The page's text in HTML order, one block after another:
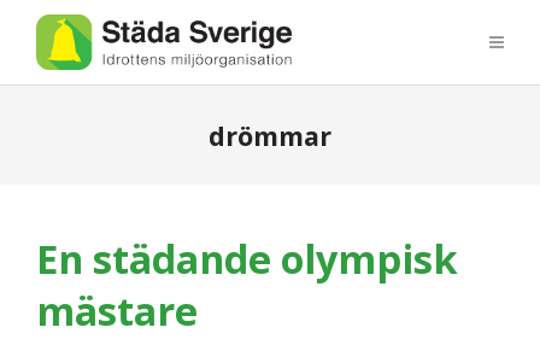
drömmar
En städande olympisk
mästare